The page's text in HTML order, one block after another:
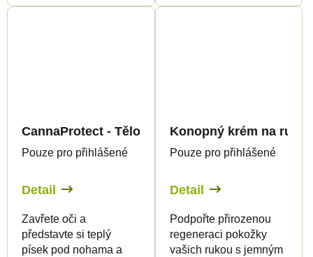
CannaProtect - Tělové máslo po opalování after
Pouze pro přihlášené
Detail
Zavřete oči a
představte si teplý
písek pod nohama a
Konopný krém na ruce,
Pouze pro přihlášené
Detail
Podpořte přirozenou
regeneraci pokožky
vašich rukou s jemným